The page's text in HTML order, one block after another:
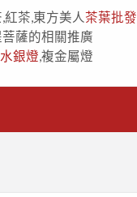
紅茶,東方美人茶葉批發
薩的相關推廣
銀燈 ,複金屬燈